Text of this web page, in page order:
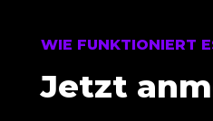
WIE FUNKTIONIERT
Jetzt